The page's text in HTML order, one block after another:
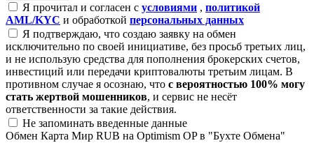
Я прочитал и согласен с условиями , политикой
AML/KYC и обработкой персональных данных
Я подтверждаю, что создаю заявку на обмен
исключительно по своей инициативе, без просьб третьих лиц,
и не использую средства для пополнения брокерских счетов,
инвестиций или передачи криптовалюты третьим лицам. В
противном случае я осознаю, что с вероятностью 100% могу
стать жертвой мошенников, и сервис не несёт
ответственности за такие действия.
Не запоминать введенные данные
Обмен Карта Мир RUB на Optimism OP в "Бухте Обмена"